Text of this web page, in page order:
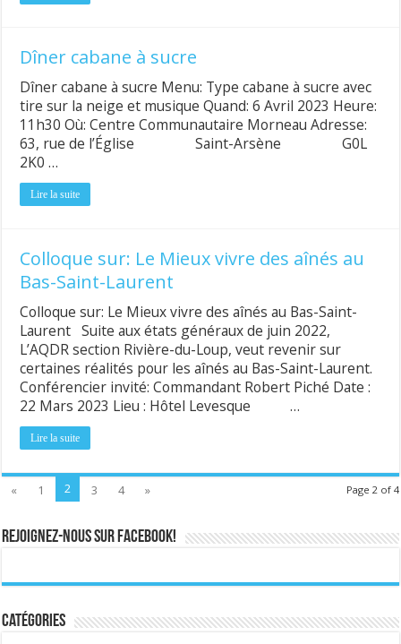
Dîner cabane à sucre
Dîner cabane à sucre Menu: Type cabane à sucre avec
tire sur la neige et musique Quand: 6 Avril 2023 Heure:
11h30 Où: Centre Communautaire Morneau Adresse:
63, rue de l’Église Saint-Arsène G0L
2K0 …
Lire la suite
Colloque sur: Le Mieux vivre des aînés au
Bas-Saint-Laurent
Colloque sur: Le Mieux vivre des aînés au Bas-Saint-
Laurent Suite aux états généraux de juin 2022,
L’AQDR section Rivière-du-Loup, veut revenir sur
certaines réalités pour les aînés au Bas-Saint-Laurent.
Conférencier invité: Commandant Robert Piché Date :
22 Mars 2023 Lieu : Hôtel Levesque …
Lire la suite
Page 2 of 4
« 1 2 3 4 »
REJOIGNEZ-NOUS SUR FACEBOOK!
Catégories